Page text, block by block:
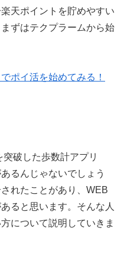
天ポイントを貯めやすい
ずはテクプラームから始
ポイ活を始めてみる！
破した歩数計アプリ
るんじゃないでしょう
れたことがあり、WEB
ると思います。そんな人
について説明していきま